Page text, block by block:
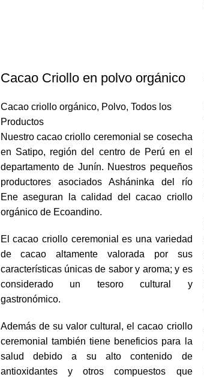
Cacao Criollo en polvo orgánico
Cacao criollo orgánico, Polvo, Todos los
Productos
Nuestro cacao criollo ceremonial se cosecha
en Satipo, región del centro de Perú en el
departamento de Junín. Nuestros pequeños
productores asociados Asháninka del río
Ene aseguran la calidad del cacao criollo
orgánico de Ecoandino.
El cacao criollo ceremonial es una variedad
de cacao altamente valorada por sus
características únicas de sabor y aroma; y es
considerado un tesoro cultural y
gastronómico.
Además de su valor cultural, el cacao criollo
ceremonial también tiene beneficios para la
salud debido a su alto contenido de
antioxidantes y otros compuestos que